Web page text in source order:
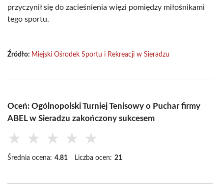
przyczynił się do zacieśnienia więzi pomiędzy miłośnikami
tego sportu.
Źródło: Miejski Ośrodek Sportu i Rekreacji w Sieradzu
Oceń: Ogólnopolski Turniej Tenisowy o Puchar firmy
ABEL w Sieradzu zakończony sukcesem
★ ★ ★ ★ ★
Średnia ocena: 4.81 Liczba ocen: 21